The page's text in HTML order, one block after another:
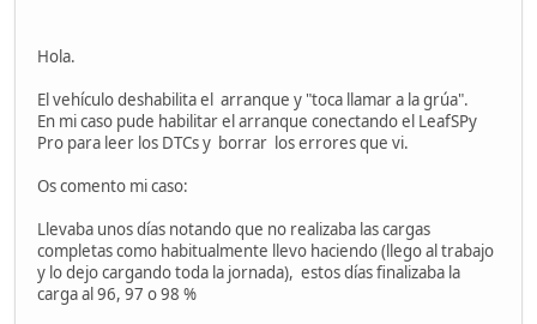
Hola.
El vehículo deshabilita el arranque y "toca llamar a la grúa".
En mi caso pude habilitar el arranque conectando el LeafSPy
Pro para leer los DTCs y borrar los errores que vi.
Os comento mi caso:
Llevaba unos días notando que no realizaba las cargas
completas como habitualmente llevo haciendo (llego al trabajo
y lo dejo cargando toda la jornada), estos días finalizaba la
carga al 96, 97 o 98 %